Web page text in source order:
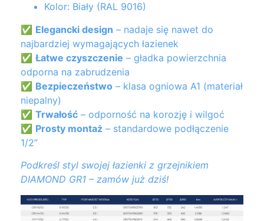
Kolor: Biały (RAL 9016)
✅ Elegancki design – nadaje się nawet do
najbardziej wymagających łazienek
✅ Łatwe czyszczenie – gładka powierzchnia
odporna na zabrudzenia
✅ Bezpieczeństwo – klasa ogniowa A1 (materiał
niepalny)
✅ Trwałość – odporność na korozję i wilgoć
✅ Prosty montaż – standardowe podłączenie
1/2”
Podkreśl styl swojej łazienki z grzejnikiem
DIAMOND GR1 – zamów już dziś!